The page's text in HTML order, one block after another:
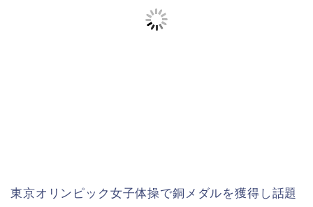
東京オリンピック女子体操で銅メダルを獲得し話題